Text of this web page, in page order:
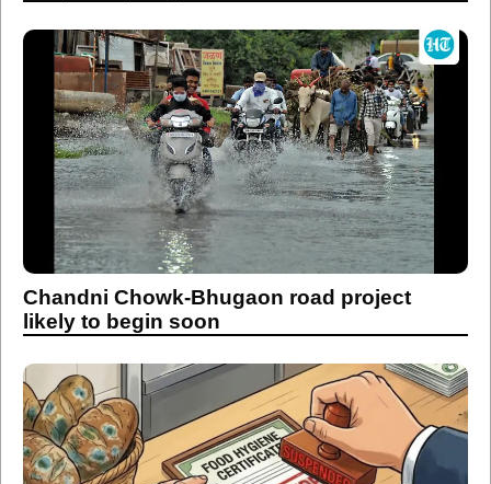
Chandni Chowk-Bhugaon road project
likely to begin soon